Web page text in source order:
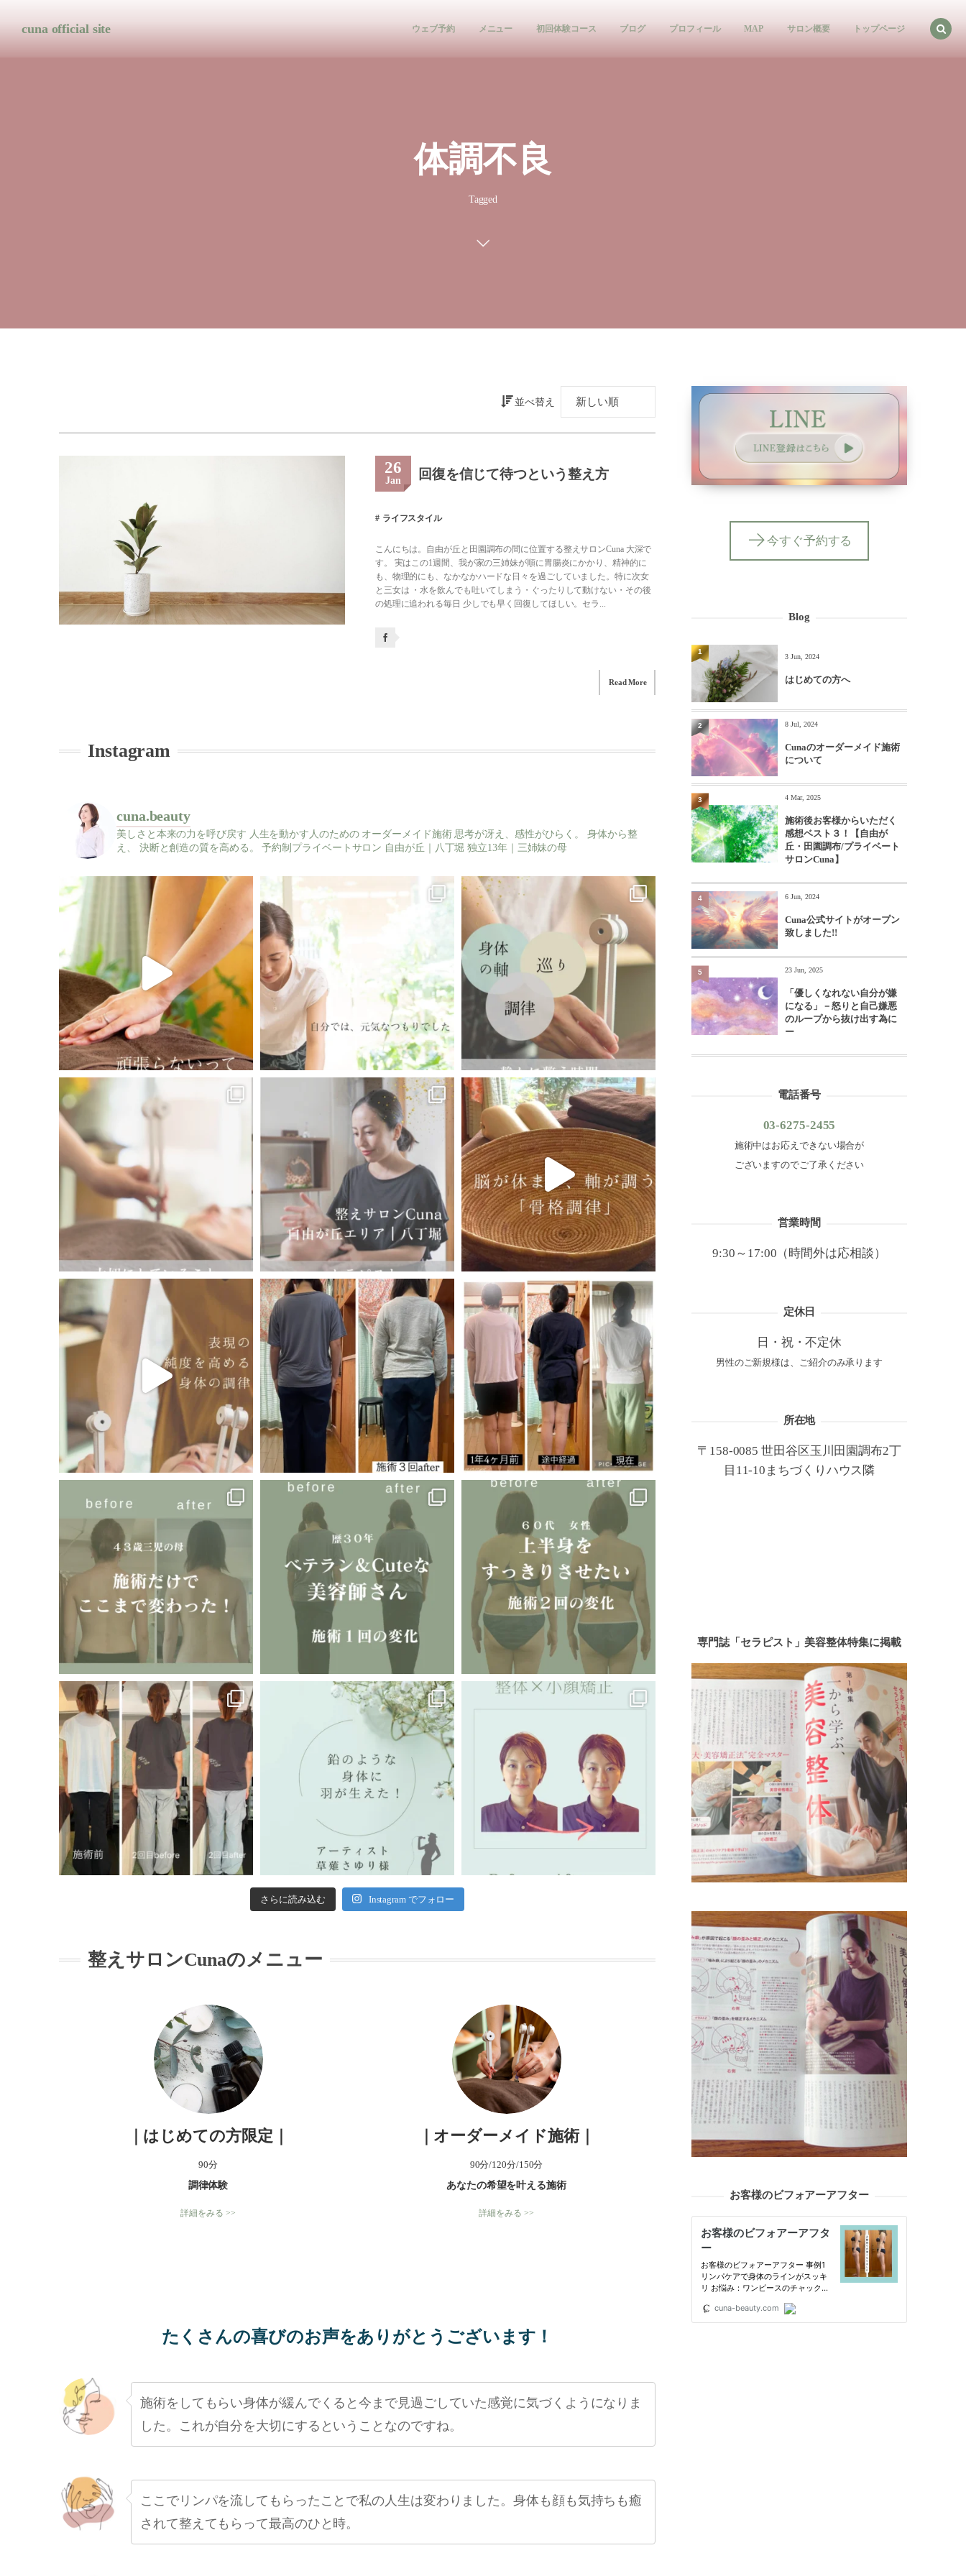
cuna official site ウェブ予約 メニュー 初回体験コース ブログ プロフィール MAP サロン概要 トップページ
体調不良
Tagged
並べ替え
26
Jan 回復を信じて待つという整え方
ライフスタイル
こんにちは。自由が丘と田園調布の間に位置する整えサロンCuna 大深で
す。 実はこの1週間、我が家の三姉妹が順に胃腸炎にかかり、精神的に
も、物理的にも、なかなかハードな日々を過ごしていました。特に次女
と三女は ・水を飲んでも吐いてしまう・ぐったりして動けない・その後
の処理に追われる毎日 少しでも早く回復してほしい。セラ...
Read More
Instagram
cuna.beauty
美しさと本来の力を呼び戻す 人生を動かす人のためのオーダーメイド施術思考が冴え、感性がひらく。
身体から整
え、
決断と創造の質を高める。 予約制プライベートサロン 自由が丘｜八丁堀 独立13年｜三姉妹の母
さらに読み込む Instagram でフォロー
整えサロンCunaのメニュー
｜はじめての方限定｜
90分
調律体験
詳細をみる >>
｜オーダーメイド施術｜
90分/120分/150分
あなたの希望を叶える施術
詳細をみる >>
たくさんの喜びのお声をありがとうございます！
施術をしてもらい身体が緩んでくると今まで見過ごしていた感覚に気づくようになりま
した。これが自分を大切にするということなのですね。
ここでリンパを流してもらったことで私の人生は変わりました。身体も顔も気持ちも癒
されて整えてもらって最高のひと時。
今すぐ予約する
Blog
3 Jun, 2024
はじめての方へ
1
8 Jul, 2024
Cunaのオーダーメイド施術
について
2
4 Mar, 2025
施術後お客様からいただく
感想ベスト３！【自由が
丘・田園調布/プライベート
サロンCuna】
3
6 Jun, 2024
Cuna公式サイトがオープン
致しました!!
4
23 Jun, 2025
「優しくなれない自分が嫌
になる」－怒りと自己嫌悪
のループから抜け出す為に
ー
5
電話番号
03-6275-2455
施術中はお応えできない場合が
ございますのでご了承ください
営業時間
9:30～17:00（時間外は応相談）
定休日
日・祝・不定休
男性のご新規様は、ご紹介のみ承ります
所在地
〒158-0085 世田谷区玉川田園調布2丁
目11-10まちづくりハウス隣
専門誌「セラピスト」美容整体特集に掲載
お客様のビフォアーアフター